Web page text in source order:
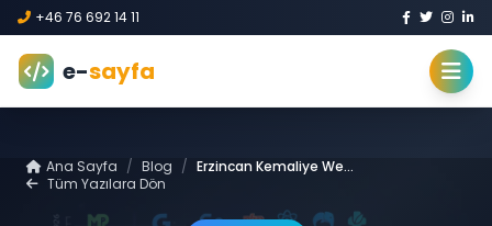
+46 76 692 14 11
e-sayfa
Ana Sayfa / Blog /
Erzincan Kemaliye Web Tasarım Hizmetleri
Tüm Yazılara Dön